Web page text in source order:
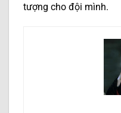
tượng cho đội mình.